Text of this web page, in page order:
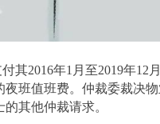
其2016年1月至2019年12
班值班费。仲裁委裁决
其他仲裁请求。